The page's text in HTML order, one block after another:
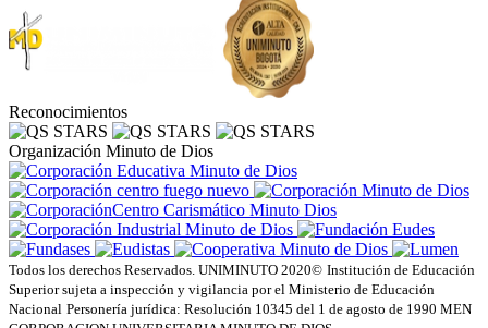
Reconocimientos
Organización Minuto de Dios
Todos los derechos Reservados. UNIMINUTO 2020© Institución de Educación
Superior sujeta a inspección y vigilancia por el Ministerio de Educación
Nacional Personería jurídica: Resolución 10345 del 1 de agosto de 1990 MEN